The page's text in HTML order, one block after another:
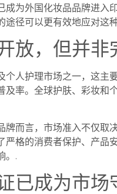
成为外国化妆品品牌进入
途径可以更有效地应对这
放，但并非
个人护理市场之一，这主
及率。全球护肤、彩妆和
牌而言，市场准入不仅取
严格的消费者保护、产品
。.
已成为市场